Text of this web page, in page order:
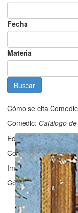
Fecha
Materia
Cómo se cita Comedic
Comedic: Catálogo
Editado en Zaragoza
Contacto:
Imagen ©
Código licenciado por